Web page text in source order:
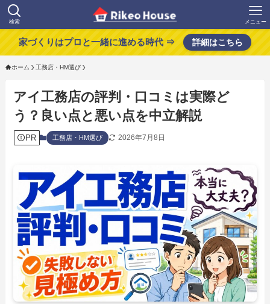
検索 メニュー
家づくりはプロと一緒に進める時代 ⇒ 詳細はこちら
ホーム 工務店・HM選び
アイ工務店の評判・口コミは実際ど
う？良い点と悪い点を中立解説
PR 工務店・HM選び 2026年7月8日